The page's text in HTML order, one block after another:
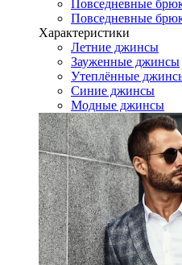
Повседневные
Повседневные
Характеристики
Летние джинсы
Зауженные джинсы
Утеплённые
Синие джинсы
Модные джинсы